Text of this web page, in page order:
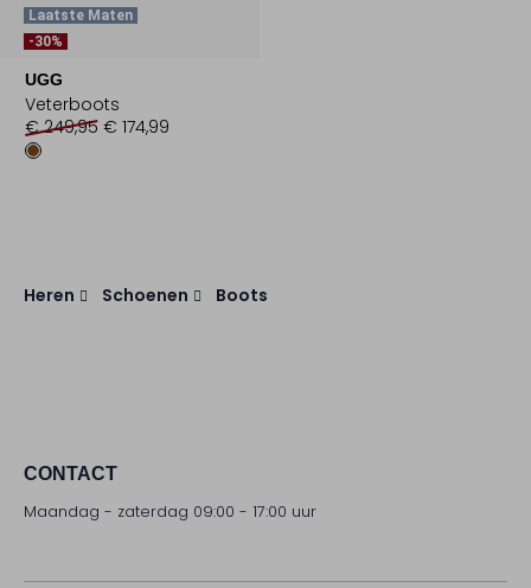
Laatste Maten
-30%
UGG
Veterboots
€ 249,95 € 174,99
Heren Schoenen Boots
CONTACT
Maandag - zaterdag 09:00 - 17:00 uur